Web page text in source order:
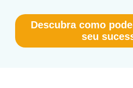
Descubra como
seu